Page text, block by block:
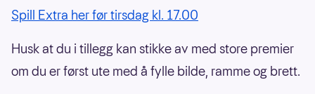
Spill Extra her før tirsdag kl. 17.00
Husk at du i tillegg kan stikke av med store premier
om du er først ute med å fylle bilde, ramme og brett.